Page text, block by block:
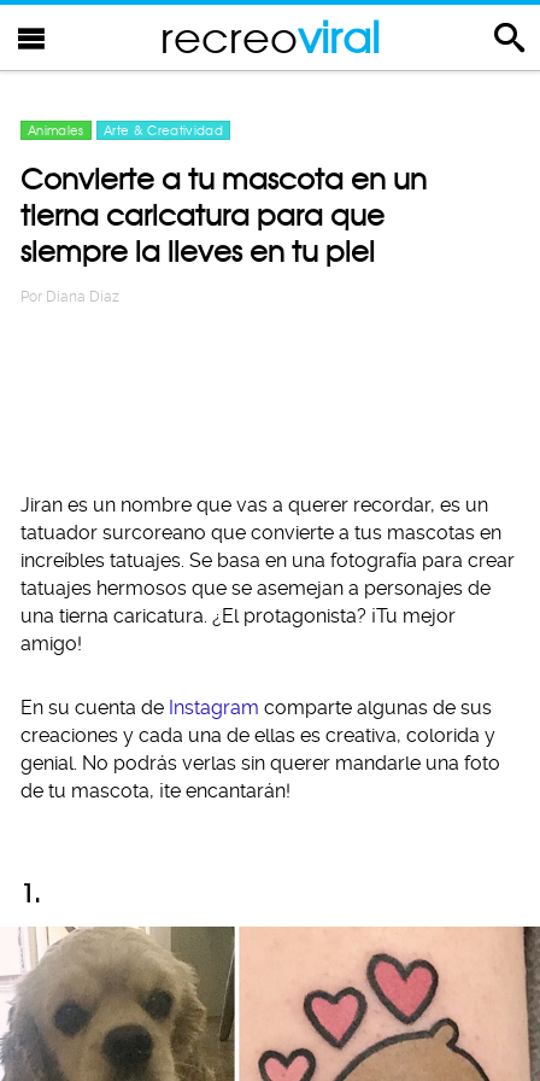
recreoviral
Animales Arte & Creatividad
Convierte a tu mascota en un
tierna caricatura para que
siempre la lleves en tu piel
Por Diana Diaz
Jiran es un nombre que vas a querer recordar, es un
tatuador surcoreano que convierte a tus mascotas en
increíbles tatuajes. Se basa en una fotografía para crear
tatuajes hermosos que se asemejan a personajes de
una tierna caricatura. ¿El protagonista? ¡Tu mejor
amigo!
En su cuenta de Instagram comparte algunas de sus
creaciones y cada una de ellas es creativa, colorida y
genial. No podrás verlas sin querer mandarle una foto
de tu mascota, ¡te encantarán!
1.